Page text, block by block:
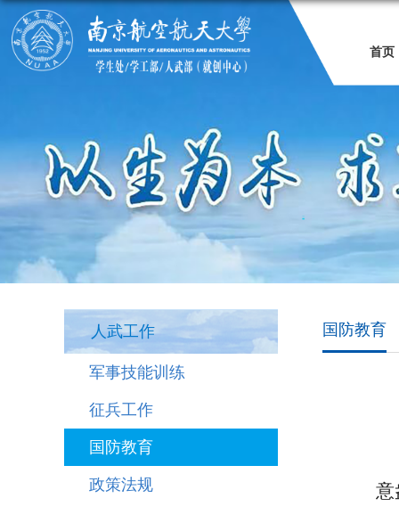
首页
人武工作
军事技能训练
征兵工作
国防教育
政策法规
国防教育
意